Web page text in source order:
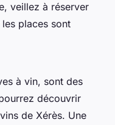
veillez à réserver
places sont
à vin, sont des
découvrir
de Xérès. Une